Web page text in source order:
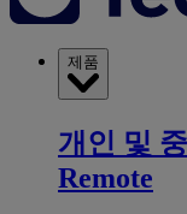
제품
개인 및
Remote